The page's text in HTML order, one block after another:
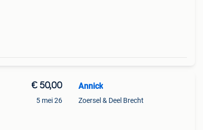
€ 50,00
5 mei 26
Annick
Zoersel & Deel Brecht